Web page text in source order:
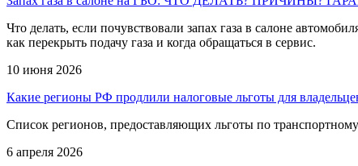
Что делать, если почувствовали запах газа в салоне
как перекрыть подачу газа и когда обращаться в сервис.
10 июня 2026
Какие регионы РФ продлили налоговые льготы для
Список регионов, предоставляющих льготы по
6 апреля 2026